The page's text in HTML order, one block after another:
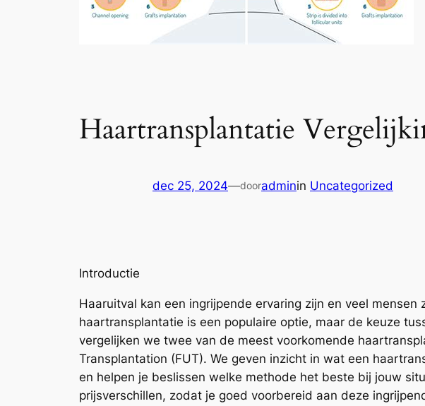
Haartransplantatie
dec 25, 2024—dooradminin Uncategorized
Introductie
Haaruitval kan een ingrijpende ervaring zijn en veel
haartransplantatie is een populaire optie, maar de keuze
vergelijken we twee van de meest voorkomende
Transplantation (FUT). We geven inzicht in wat een
en helpen je beslissen welke methode het beste bij jouw
prijsverschillen, zodat je goed voorbereid aan deze